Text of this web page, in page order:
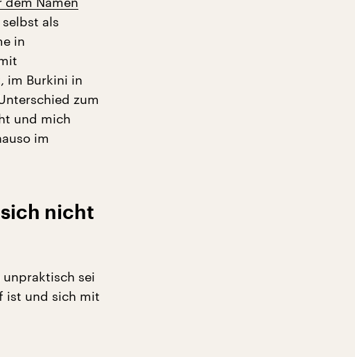
als
in
im Burkini in
zum
und mich
im
nicht
sei
ist und sich mit